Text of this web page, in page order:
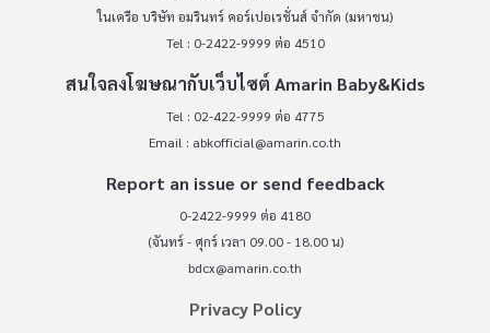
ในเครือ บริษัท อมรินทร์ คอร์เปอเรชั่นส์ จำกัด (มหาชน)
Tel : 0-2422-9999 ต่อ 4510
สนใจลงโฆษณากับเว็บไซต์ Amarin Baby&Kids
Tel : 02-422-9999 ต่อ 4775
Email : abkofficial@amarin.co.th
Report an issue or send feedback
0-2422-9999 ต่อ 4180
(จันทร์ - ศุกร์ เวลา 09.00 - 18.00 น)
bdcx@amarin.co.th
Privacy Policy